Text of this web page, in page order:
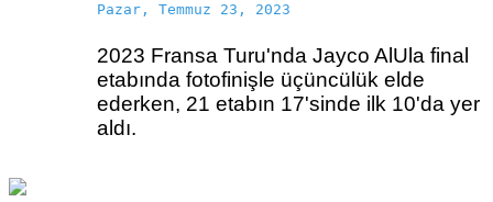
Pazar, Temmuz 23, 2023
2023 Fransa Turu'nda Jayco AlUla final
etabında fotofinişle üçüncülük elde
ederken, 21 etabın 17'sinde ilk 10'da yer
aldı.